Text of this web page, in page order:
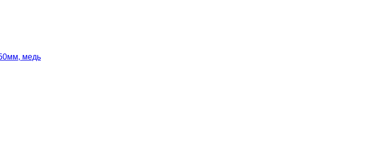
медь